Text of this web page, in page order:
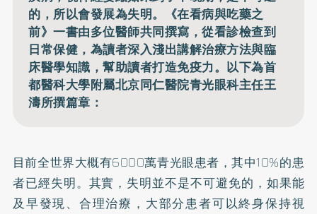
的，所以會發展為失明。《在看病與吃藥之
前》一書由多位醫師共同撰寫，從看診檢查到
日常保健，為讀者深入淺出講解治療方法與臨
床醫學知識，幫助讀者打造免疫力。以下為首
都醫科大學附屬北京同仁醫院青光眼科主任王
濤所撰篇章：
目前全世界大概有6000萬青光眼患者，其中10%的患
者已經失明。其實，失明並不是不可避免的，如果能
及早發現、合理治療，大部分患者可以終身保持視